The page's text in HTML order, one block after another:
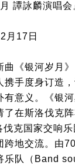
譚詠麟演唱会
月17日
曲《银河岁月
携手度身订造
有意义。《银
了在斯洛伐克
克国家交响
跨地交流。由
乐队（Band